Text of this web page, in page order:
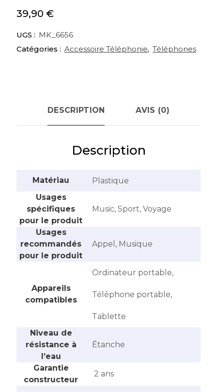
39,90 €
UGS : MK_6656
Catégories : Accessoire Téléphonie, Téléphones
DESCRIPTION AVIS (0)
Description
Matériau
‎Plastique
Usages
spécifiques
pour le produit
‎Music, Sport, Voyage
Usages
recommandés
pour le produit
‎Appel, Musique
Appareils
compatibles
‎Ordinateur portable,
Téléphone portable,
Tablette
Niveau de
résistance à
l’eau
‎Étanche
Garantie
constructeur
‎ 2 ans